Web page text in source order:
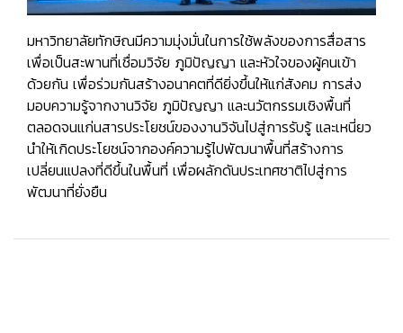
มหาวิทยาลัยทักษิณมีความมุ่งมั่นในการใช้พลังของการสื่อสาร
เพื่อเป็นสะพานที่เชื่อมวิจัย ภูมิปัญญา และหัวใจของผู้คนเข้า
ด้วยกัน เพื่อร่วมกันสร้างอนาคตที่ดียิ่งขึ้นให้แก่สังคม การส่ง
มอบความรู้จากงานวิจัย ภูมิปัญญา และนวัตกรรมเชิงพื้นที่
ตลอดจนแก่นสารประโยชน์ของงานวิจันไปสู่การรับรู้ และเหนี่ยว
นำให้เกิดประโยชน์จากองค์ความรู้ไปพัฒนาพื้นที่สร้างการ
เปลี่ยนแปลงที่ดีขึ้นในพื้นที่ เพื่อผลักดันประเทศชาติไปสู่การ
พัฒนาที่ยั่งยืน